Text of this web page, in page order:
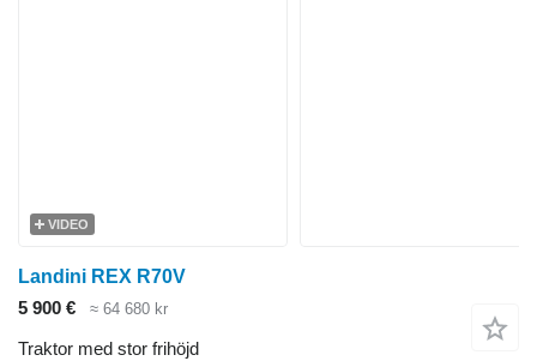
VIDEO
Landini REX R70V
5 900 €
≈ 64 680 kr
Traktor med stor frihöjd